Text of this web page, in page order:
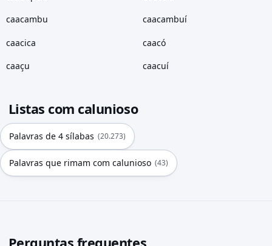
caacambu caacambuí
caacica caacó
caaçu caacuí
Listas com calunioso
Palavras de 4 sílabas (20.273)
Palavras que rimam com calunioso (43)